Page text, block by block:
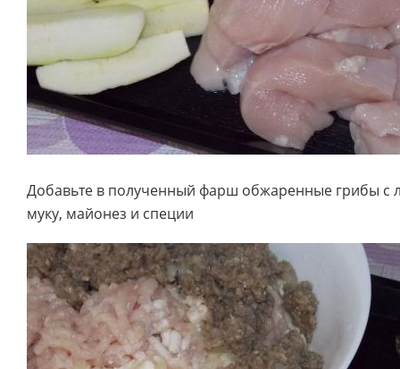
Добавьте в полученный фарш обжаренные грибы с
муку, майонез и специи